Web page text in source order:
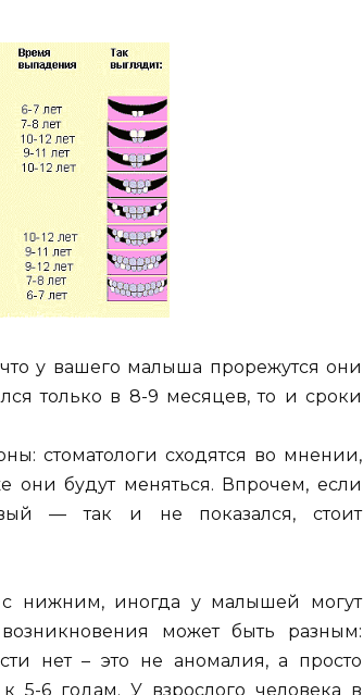
что у вашего малыша прорежутся они
только в 8-9 месяцев, то и сроки
стоматологи сходятся во мнении,
они будут меняться. Впрочем, если
— так и не показался, стоит
нижним, иногда у малышей могут
может быть разным:
нет – это не аномалия, а просто
5-6 годам. У взрослого человека в